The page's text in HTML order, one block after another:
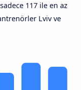
117 ile en az
Lviv ve